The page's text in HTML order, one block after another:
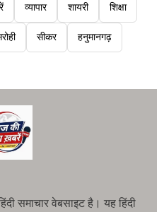
व्यापार शायरी शिक्षा
सीकर हनुमानगढ़
समाचार वेबसाइट है। यह हिंदी